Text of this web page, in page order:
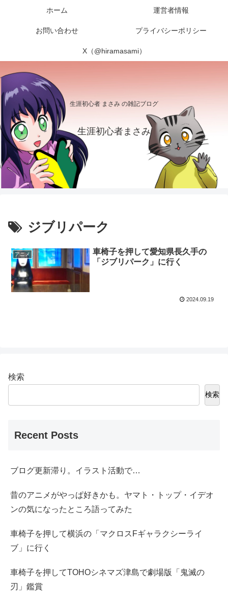
生涯初心者 まさみ の雑記ブログ
生涯初心者まさみ
ホーム 運営者情報
お問い合わせ プライバシーポリシー
X（@hiramasami）
ジブリパーク
アニメ
車椅子を押して愛知県長久手の
「ジブリパーク」に行く
2024.09.19
検索
検索
Recent Posts
ブログ更新滞り。イラスト活動で…
昔のアニメがやっぱ好きかも。ヤマト・トップ・イデオ
ンの気になったところ語ってみた
車椅子を押して横浜の「マクロスFギャラクシーライ
ブ」に行く
車椅子を押してTOHOシネマズ津島で劇場版「鬼滅の
刃」鑑賞